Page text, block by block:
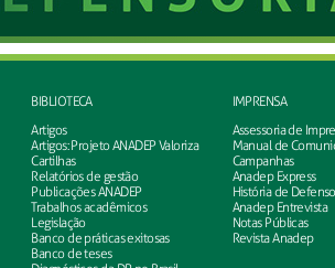
BIBLIOTECA
Artigos
Artigos: Projeto ANADEP Valoriza
Cartilhas
Relatórios de gestão
Publicações ANADEP
Trabalhos acadêmicos
Legislação
Banco de práticas exitosas
Banco de teses
IMPRENSA
Assessoria de
Manual de
Campanhas
Anadep Express
História de
Anadep Entrevista
Notas Públicas
Revista Anadep